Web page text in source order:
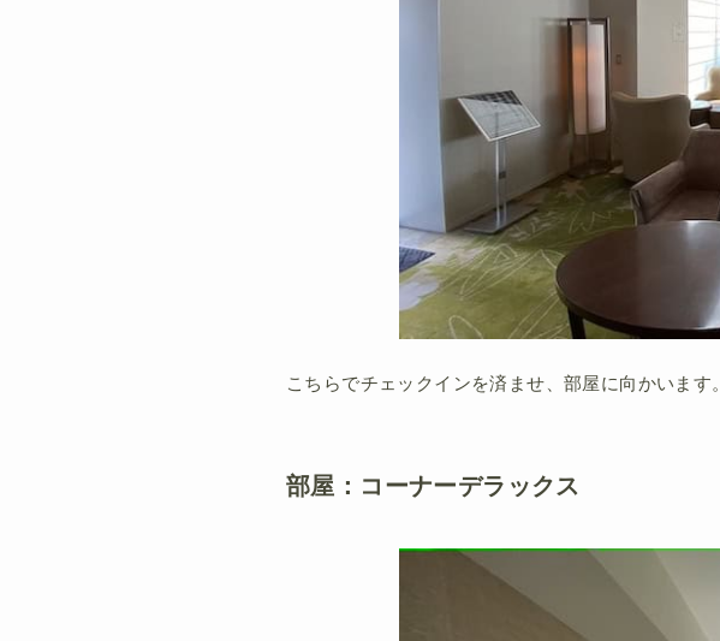
こちらでチェックインを済ませ、部屋に向かいます。
部屋：コーナーデラックス